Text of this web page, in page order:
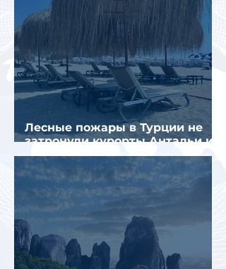
Лесные пожары в Турции не
затронули курорты Антальи и
Муглы